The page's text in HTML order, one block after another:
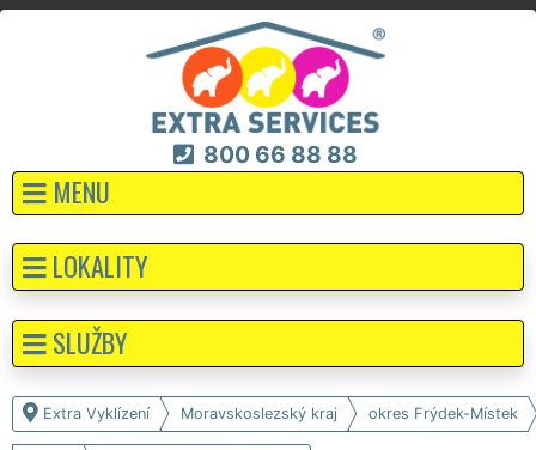
800 66 88 88
MENU
Extra Vyklízení Moravskoslezský kraj okres Frýdek-Místek
LOKALITY
SLUŽBY